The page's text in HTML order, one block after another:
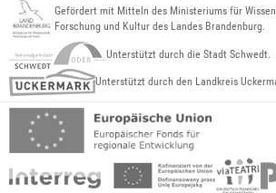
Gefördert mit Mitteln des Ministeriums für
Forschung und Kultur des Landes Brandenburg.
Unterstützt durch die Stadt Schwedt.
Unterstützt durch den Landkreis